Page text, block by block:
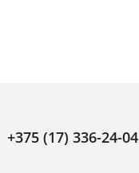
+375 (17) 336-24-04